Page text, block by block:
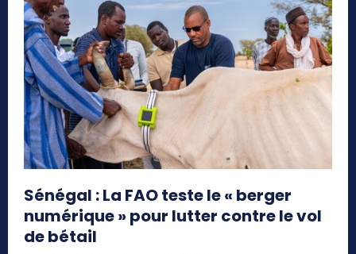
Sénégal : La FAO teste le « berger
numérique » pour lutter contre le vol
de bétail